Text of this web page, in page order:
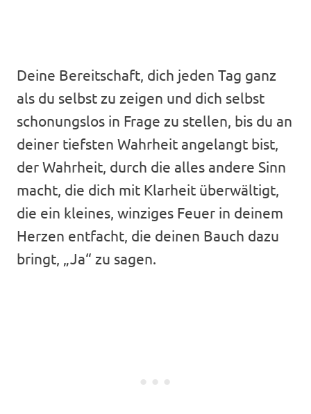
Deine Bereitschaft, dich jeden Tag ganz
als du selbst zu zeigen und dich selbst
schonungslos in Frage zu stellen, bis du an
deiner tiefsten Wahrheit angelangt bist,
der Wahrheit, durch die alles andere Sinn
macht, die dich mit Klarheit überwältigt,
die ein kleines, winziges Feuer in deinem
Herzen entfacht, die deinen Bauch dazu
bringt, „Ja“ zu sagen.